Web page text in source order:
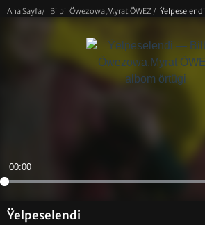
Ana Sayfa/ Bilbil Öwezowa,Myrat ÖWEZ / Ÿelpeselendi
Ÿelpeselendi
00:00